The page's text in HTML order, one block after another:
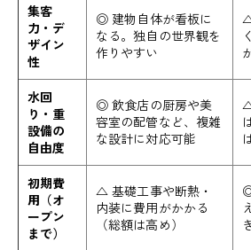
集客
力・デ
ザイン
性
◎ 建物自体が看板に
なる。独自の世界観を
作りやすい
水回
り・重
設備の
自由度
◎ 飲食店の厨房や美
容室の配管など、複雑
な設計に対応可能
初期費
用（オ
ープン
まで）
△ 基礎工事や断熱・
内装に費用がかかる
（総額は高め）